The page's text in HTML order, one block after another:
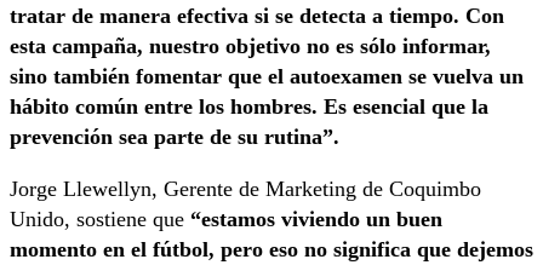
tratar de manera efectiva si se detecta a tiempo. Con
esta campaña, nuestro objetivo no es sólo informar,
sino también fomentar que el autoexamen se vuelva un
hábito común entre los hombres. Es esencial que la
prevención sea parte de su rutina”.
Jorge Llewellyn, Gerente de Marketing de Coquimbo
Unido, sostiene que “estamos viviendo un buen
momento en el fútbol, pero eso no significa que dejemos